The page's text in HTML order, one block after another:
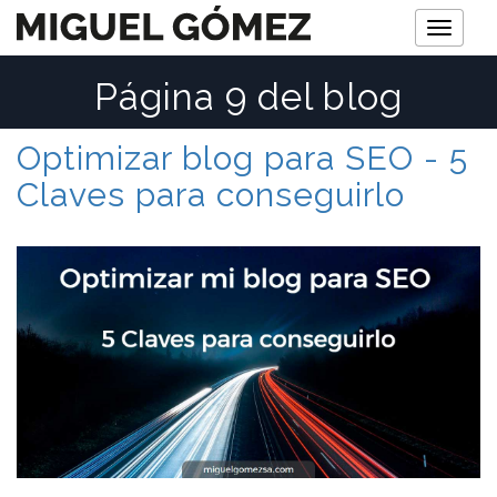
M
ú
Página 9 del blog
Optimizar blog para SEO - 5
Claves para conseguirlo